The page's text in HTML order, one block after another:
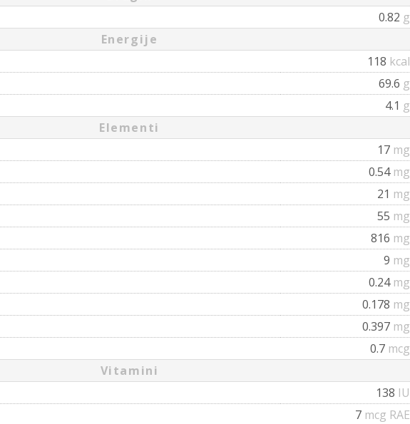
0.82 g
Energije
118 kcal
69.6 g
4.1 g
Elementi
17 mg
0.54 mg
21 mg
55 mg
816 mg
9 mg
0.24 mg
0.178 mg
0.397 mg
0.7 mcg
Vitamini
138 IU
7 mcg RAE